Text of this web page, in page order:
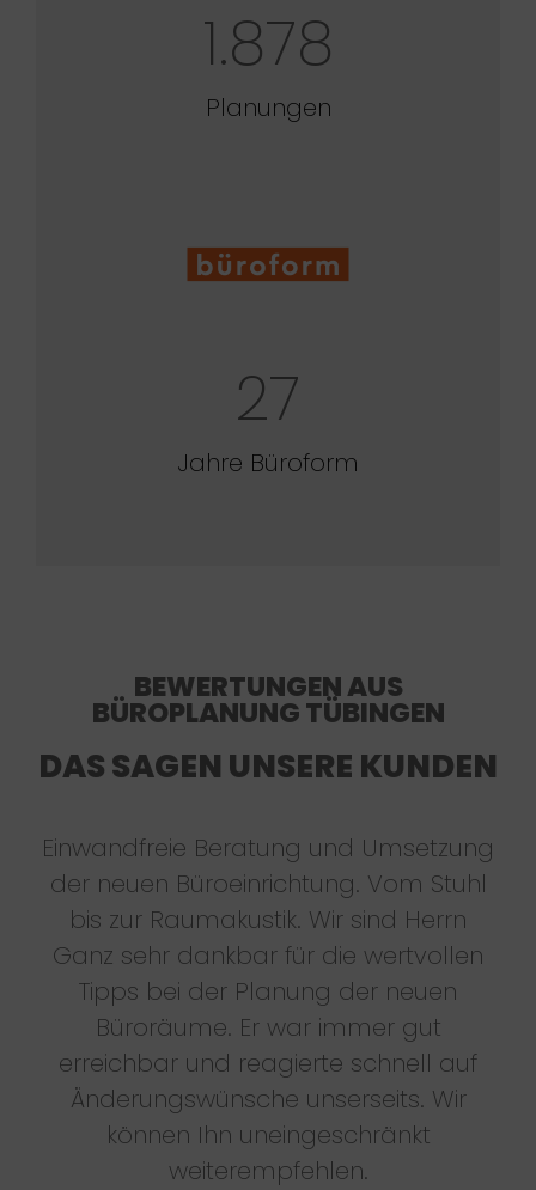
1.878
Planungen
27
Jahre Büroform
BEWERTUNGEN AUS
BÜROPLANUNG TÜBINGEN
DAS SAGEN UNSERE KUNDEN
Einwandfreie Beratung und Umsetzung
der neuen Büroeinrichtung. Vom Stuhl
bis zur Raumakustik. Wir sind Herrn
Ganz sehr dankbar für die wertvollen
Tipps bei der Planung der neuen
Büroräume. Er war immer gut
erreichbar und reagierte schnell auf
Änderungswünsche unserseits. Wir
können Ihn uneingeschränkt
weiterempfehlen.